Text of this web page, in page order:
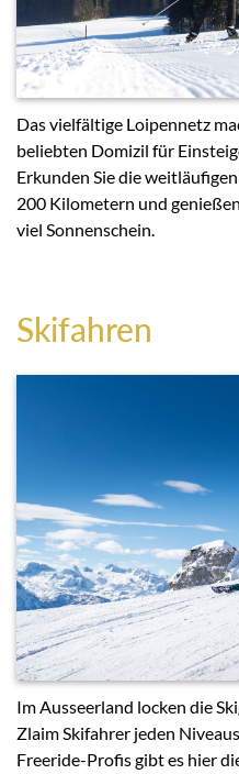
Das vielfältige Loipennetz
beliebten Domizil für
Erkunden Sie die
200 Kilometern und
viel Sonnenschein.
Skifahren
Im Ausseerland locken die
Zlaim Skifahrer jeden
Freeride-Profis gibt es hier